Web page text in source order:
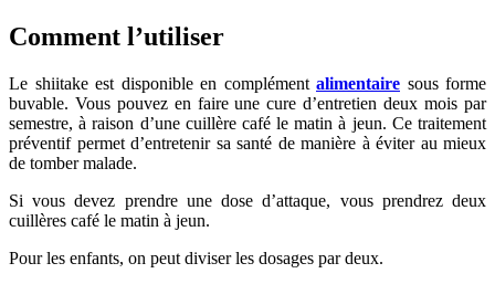
Comment l’utiliser
Le shiitake est disponible en complément alimentaire sous forme
buvable. Vous pouvez en faire une cure d’entretien deux mois par
semestre, à raison d’une cuillère café le matin à jeun. Ce traitement
préventif permet d’entretenir sa santé de manière à éviter au mieux
de tomber malade.
Si vous devez prendre une dose d’attaque, vous prendrez deux
cuillères café le matin à jeun.
Pour les enfants, on peut diviser les dosages par deux.